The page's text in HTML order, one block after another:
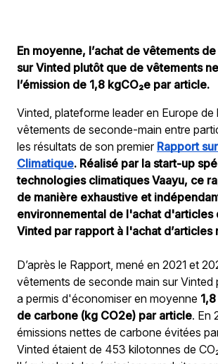
En moyenne, l’achat de vêtements
sur Vinted plutôt que de vêtements
l’émission de 1,8 kgCO₂e par article.
Vinted, plateforme leader en Europe de
vêtements de seconde-main entre
les résultats de son premier Rapport
Climatique. Réalisé par la start-up
technologies climatiques Vaayu, ce
de manière exhaustive et
environnemental de l'achat d'articles
Vinted par rapport à l'achat d’articles
D’après le Rapport, mené en 2021 et
vêtements de seconde main sur Vinted
a permis d'économiser en moyenne
de carbone (kg CO2e) par article. En
émissions nettes de carbone évitées
Vinted étaient de 453 kilotonnes de